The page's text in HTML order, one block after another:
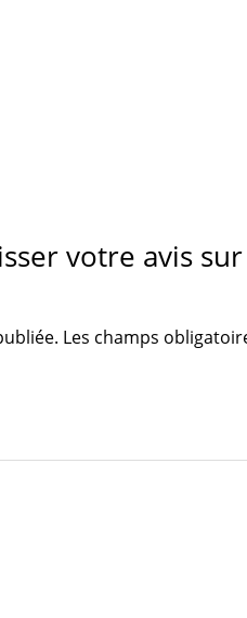
votre avis
Les champs